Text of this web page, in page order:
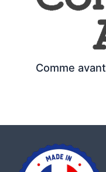
Comme avant